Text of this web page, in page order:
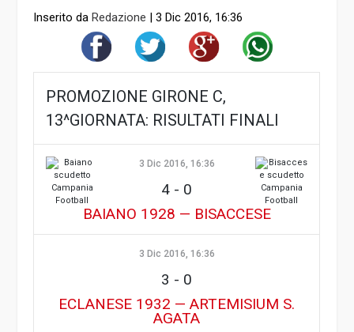
Inserito daRedazione |3 Dic 2016, 16:36
PROMOZIONE GIRONE C,
13^GIORNATA: RISULTATI FINALI
3 Dic 2016, 16:36
4 - 0
BAIANO 1928 — BISACCESE
3 Dic 2016, 16:36
3 - 0
ECLANESE 1932 — ARTEMISIUM S.
AGATA